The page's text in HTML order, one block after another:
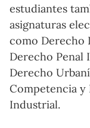
estudiantes
asignaturas
como Derecho
Derecho Penal
Derecho
Competencia y
Industrial.